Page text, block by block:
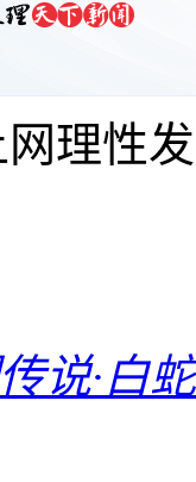
理性
说·白